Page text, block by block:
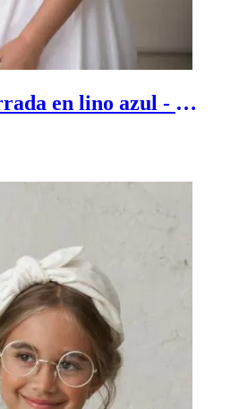
Diadema forrada en lino azul - Diadema azul de ceremonia para niña, forrada en lino 50%